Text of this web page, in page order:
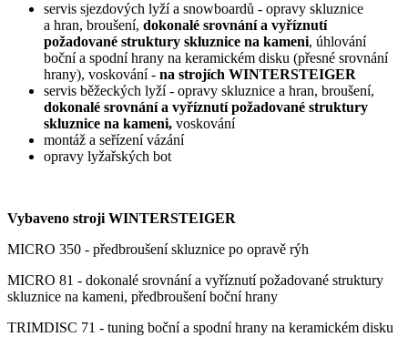
servis sjezdových lyží a snowboardů - opravy skluznice
a hran, broušení, dokonalé srovnání a vyříznutí
požadované struktury skluznice na kameni, úhlování
boční a spodní hrany na keramickém disku (přesné srovnání
hrany), voskování - na strojích WINTERSTEIGER
servis běžeckých lyží - opravy skluznice a hran, broušení,
dokonalé srovnání a vyříznutí požadované struktury
skluznice na kameni, voskování
montáž a seřízení vázání
opravy lyžařských bot
Vybaveno stroji WINTERSTEIGER
MICRO 350 - předbroušení skluznice po opravě rýh
MICRO 81 - dokonalé srovnání a vyříznutí požadované struktury
skluznice na kameni, předbroušení boční hrany
TRIMDISC 71 - tuning boční a spodní hrany na keramickém disku